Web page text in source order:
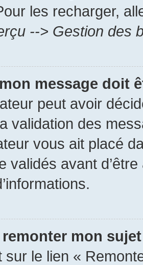
les recharger,
--> Gestion des
message doit
peut avoir
validation des
vous ait placé
validés avant
mon
sur le lien «